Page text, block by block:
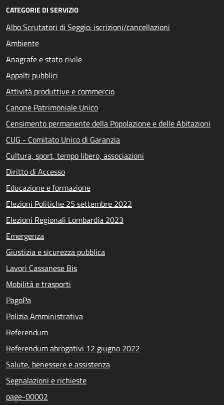
CATEGORIE DI SERVIZIO
Albo Scrutatori di Seggio: iscrizioni/cancellazioni
Ambiente
Anagrafe e stato civile
Appalti pubblici
Attività produttive e commercio
Canone Patrimoniale Unico
Censimento permanente della Popolazione e delle Abitazioni
CUG - Comitato Unico di Garanzia
Cultura, sport, tempo libero, associazioni
Diritto di Accesso
Educazione e formazione
Elezioni Politiche 25 settembre 2022
Elezioni Regionali Lombardia 2023
Emergenza
Giustizia e sicurezza pubblica
Lavori Cassanese Bis
Mobilità e trasporti
PagoPa
Polizia Amministrativa
Referendum
Referendum abrogativi 12 giugno 2022
Salute, benessere e assistenza
Segnalazioni e richieste
page-00002